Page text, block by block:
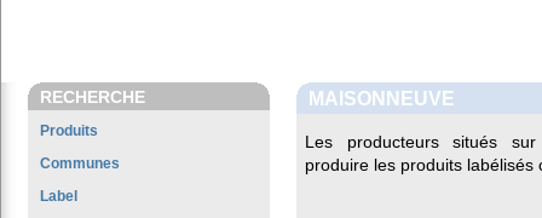
RECHERCHE
Produits
Communes
Label
MAISONNEUVE
Les producteurs situés
produire les produits labélisés